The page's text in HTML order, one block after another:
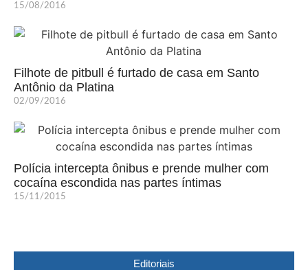
15/08/2016
Filhote de pitbull é furtado de casa em Santo
Antônio da Platina
02/09/2016
Polícia intercepta ônibus e prende mulher com
cocaína escondida nas partes íntimas
15/11/2015
Editoriais